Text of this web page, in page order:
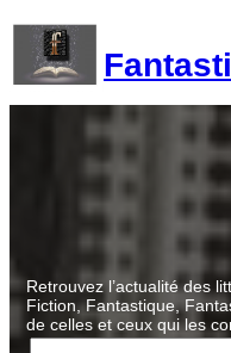
contenu
Retrouvez l’actualité des
Fiction, Fantastique,
de celles et ceux qui les
R